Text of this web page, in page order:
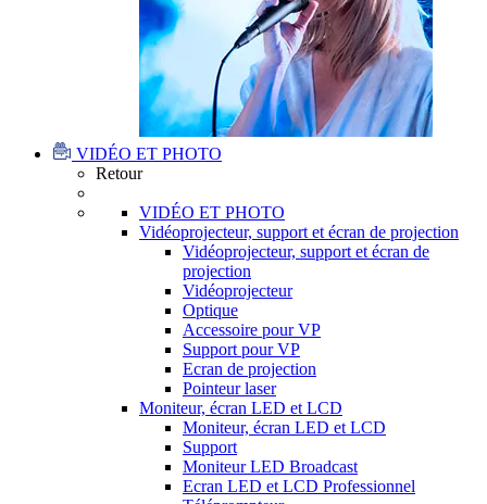
VIDÉO ET PHOTO
Retour
VIDÉO ET PHOTO
Vidéoprojecteur, support et écran de projection
Vidéoprojecteur, support et écran de
projection
Vidéoprojecteur
Optique
Accessoire pour VP
Support pour VP
Ecran de projection
Pointeur laser
Moniteur, écran LED et LCD
Moniteur, écran LED et LCD
Support
Moniteur LED Broadcast
Ecran LED et LCD Professionnel